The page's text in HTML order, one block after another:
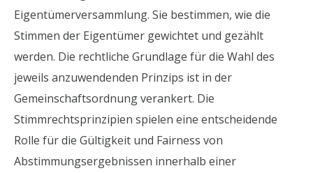
Eigentümerversammlung. Sie bestimmen, wie die
Stimmen der Eigentümer gewichtet und gezählt
werden. Die rechtliche Grundlage für die Wahl des
jeweils anzuwendenden Prinzips ist in der
Gemeinschaftsordnung verankert. Die
Stimmrechtsprinzipien spielen eine entscheidende
Rolle für die Gültigkeit und Fairness von
Abstimmungsergebnissen innerhalb einer